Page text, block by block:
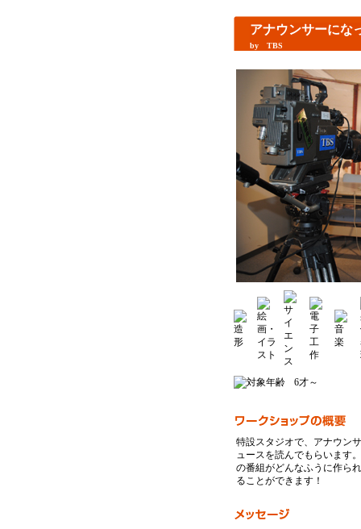
アナウンサーにな
by TBS
6才～
特設スタジオで、アナウン
ュースを読んでもらいます
の番組がどんなふうに作ら
ることができます！